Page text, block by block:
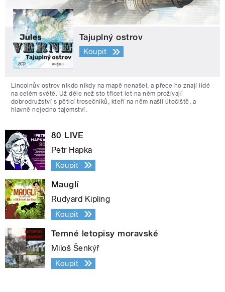
Tajuplný ostrov
Koupit
Lincolnův ostrov nikdo nikdy na mapě nenašel, a přece ho znají lidé
na celém světě. Už déle než sto třicet let na něm prožívají
dobrodružství s pěticí trosečníků, kteří na něm našli útočiště, a
hlavně nejedno tajemství.
80 LIVE
Petr Hapka
Koupit
Mauglí
Rudyard Kipling
Koupit
Temné letopisy moravské
Miloš Šenkýř
Koupit